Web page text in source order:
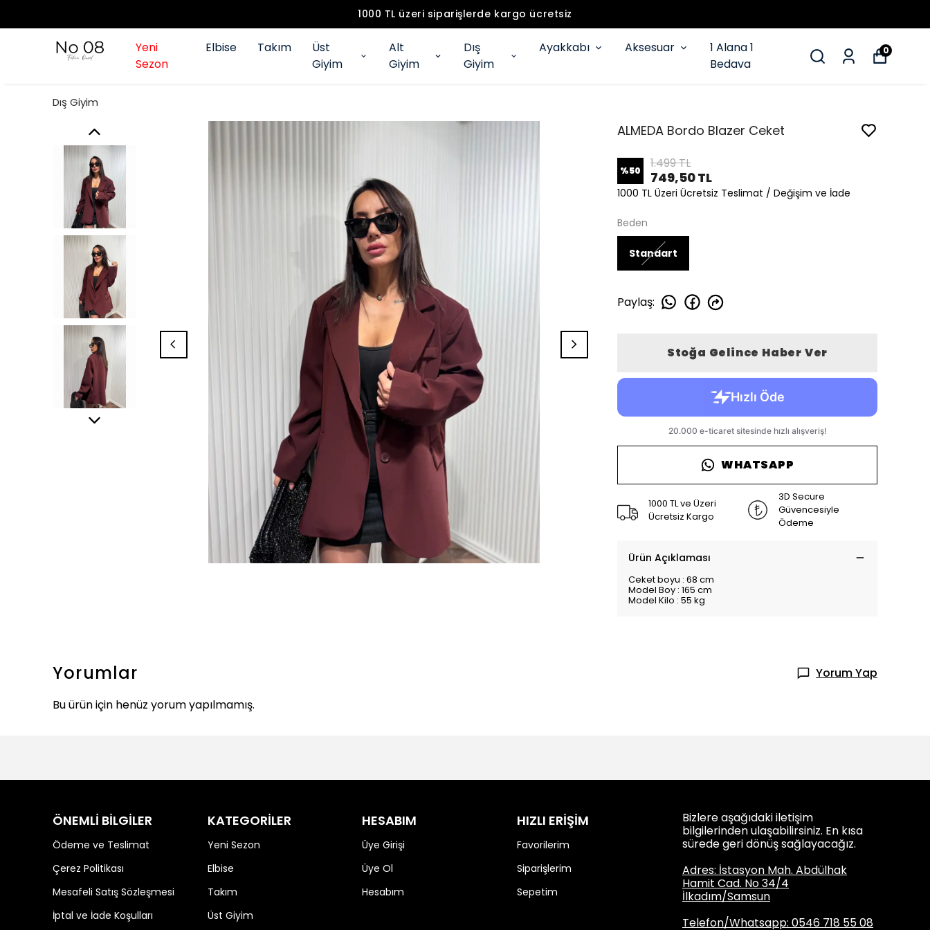
1000 TL üzeri siparişlerde kargo ücretsiz
Yeni
Sezon
Elbise Takım
Üst
Giyim
Alt
Giyim
Dış
Giyim
Ayakkabı Aksesuar
1 Alana 1
Bedava
0
Dış Giyim
ALMEDA Bordo Blazer Ceket
%50 1.499 TL
749,50 TL
1000 TL Üzeri Ücretsiz Teslimat / Değişim ve İade
Beden
Standart
Paylaş:
Stoğa Gelince Haber Ver
WHATSAPP
1000 TL ve Üzeri
Ücretsiz Kargo
3D Secure
Güvencesiyle
Ödeme
Ürün Açıklaması
Ceket boyu : 68 cm
Model Boy : 165 cm
Model Kilo : 55 kg
Yorumlar
Yorum Yap
Bu ürün için henüz yorum yapılmamış.
ÖNEMLİ BİLGİLER
Ödeme ve Teslimat
Çerez Politikası
Mesafeli Satış Sözleşmesi
İptal ve İade Koşulları
KATEGORİLER
Yeni Sezon
Elbise
Takım
Üst Giyim
HESABIM
Üye Girişi
Üye Ol
Hesabım
HIZLI ERİŞİM
Favorilerim
Siparişlerim
Sepetim
Bizlere aşağıdaki iletişim
bilgilerinden ulaşabilirsiniz. En kısa
sürede geri dönüş sağlayacağız.
Adres: İstasyon Mah. Abdülhak
Hamit Cad. No 34/4
İlkadım/Samsun
Telefon/Whatsapp: 0546 718 55 08